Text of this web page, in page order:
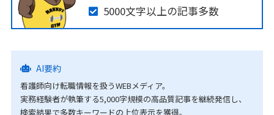
5000文字以上の記事多数
AI要約
看護師向け転職情報を扱うWEBメディア。
実務経験者が執筆する5,000字規模の高品質記事を継続発信し、
検索結果で多数キーワードの上位表示を獲得。